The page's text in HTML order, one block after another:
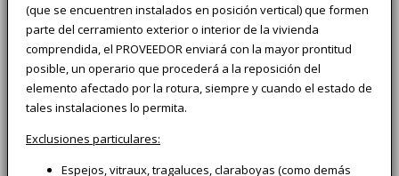
(que se encuentren instalados en posición vertical) que formen
parte del cerramiento exterior o interior de la vivienda
comprendida, el PROVEEDOR enviará con la mayor prontitud
posible, un operario que procederá a la reposición del
elemento afectado por la rotura, siempre y cuando el estado de
tales instalaciones lo permita.
Exclusiones particulares:
Espejos, vitraux, tragaluces, claraboyas (como demás